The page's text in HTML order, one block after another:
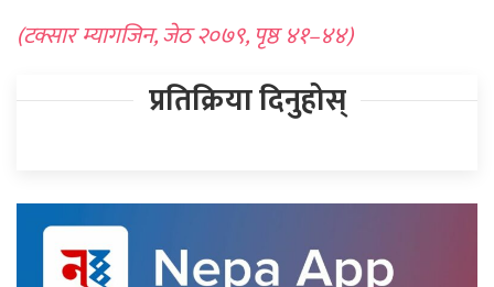
(टक्सार म्यागजिन, जेठ २०७९, पृष्ठ ४१–४४)
प्रतिक्रिया दिनुहोस्